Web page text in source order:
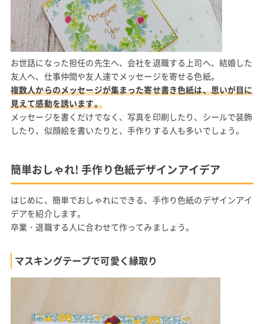
お世話になった担任の先生へ、会社を退職する上司へ、結婚した
友人へ、仕事仲間や友人達でメッセージを寄せる色紙。
複数人からのメッセージが集まった寄せ書き色紙は、思いが目に
見えて感動を誘います。
メッセージを書くだけでなく、写真を印刷したり、シールで装飾
したり、似顔絵を書いたりと、手作りする人も多いでしょう。
簡単おしゃれ! 手作り色紙デザインアイデア
はじめに、簡単でおしゃれにできる、手作り色紙のデザインアイ
デアを紹介します。
卒業・退職する人に合わせて作ってみましょう。
マスキングテープで可愛く縁取り